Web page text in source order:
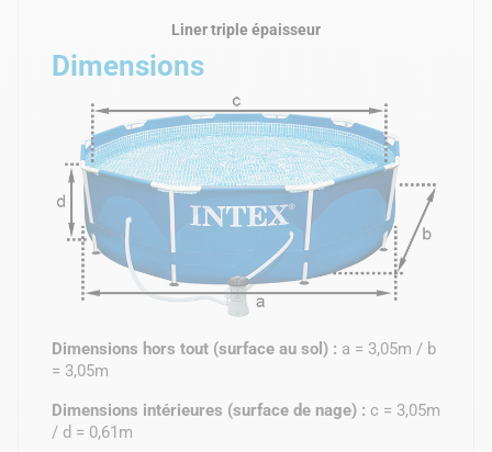
Liner triple épaisseur
Dimensions
Dimensions hors tout (surface au sol) : a = 3,05m / b
= 3,05m
Dimensions intérieures (surface de nage) : c = 3,05m
/ d = 0,61m